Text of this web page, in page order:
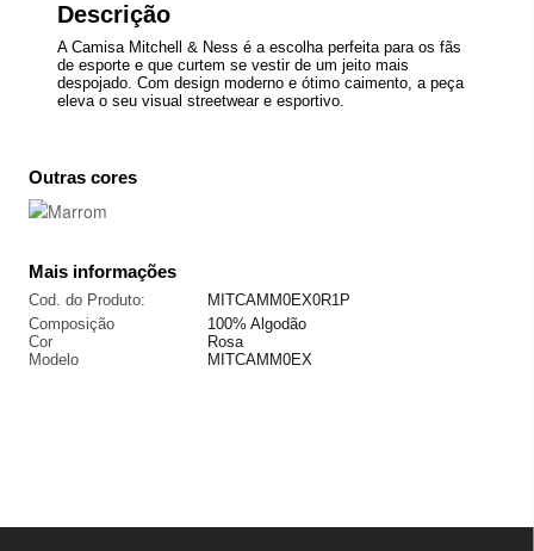
Descrição
A Camisa Mitchell & Ness é a escolha perfeita para os fãs
de esporte e que curtem se vestir de um jeito mais
despojado. Com design moderno e ótimo caimento, a peça
eleva o seu visual streetwear e esportivo.
Outras cores
Mais informações
Cod. do Produto:
MITCAMM0EX0R1P
Composição
100% Algodão
Cor
Rosa
Modelo
MITCAMM0EX